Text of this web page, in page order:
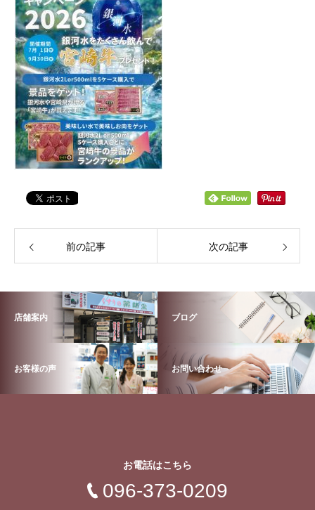
前の記事 次の記事
店舗案内 ブログ
お客様の声 お問い合わせ
お電話はこちら
096-373-0209